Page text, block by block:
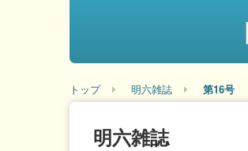
トップ 明六雑誌 第16号
明六雑誌